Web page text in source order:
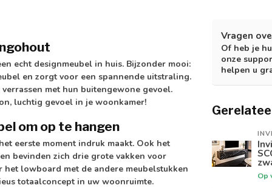
echt designmeubel in huis. Bijzonder mooi:
en zorgt voor een spannende uitstraling.
met hun buitengewone gevoel.
luchtig gevoel in je woonkamer!
om op te hangen
eerste moment indruk maakt. Ook het
bevinden zich drie grote vakken voor
het lowboard met de andere meubelstukken
totaalconcept in uw woonruimte.
Vragen
Of heb je
onze
helpen u
Op